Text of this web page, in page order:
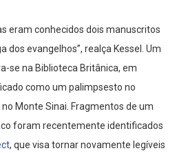
eram conhecidos dois manuscritos
dos evangelhos”, realça Kessel. Um
se na Biblioteca Britânica, em
como um palimpsesto no
Monte Sinai. Fragmentos de um
foram recentemente identificados
, que visa tornar novamente legíveis